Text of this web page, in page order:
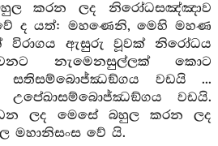
කරන ලද නිරෝධසඤ්ඤාව
ද යත්: මහණෙනි, මෙහි මහණ
විරාගය ඇසුරු වූවක් නිරෝධය
නැමෙනසුල්ලක් කොට
සතිසම්බොජ්ඣඞ්ගය වඩයි ...
වඩයි.
ලද මෙසේ බහුල කරන ලද
මහානිසංස වේ යි.